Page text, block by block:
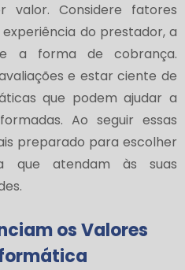
Considere fatores
do prestador, a
e a forma de cobrança.
e estar ciente de
que podem ajudar a
Ao seguir essas
preparado para escolher
que atendam às suas
os Valores